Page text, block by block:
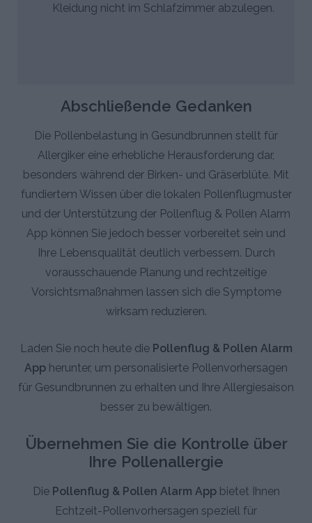
Kleidung nicht im Schlafzimmer abzulegen.
Abschließende Gedanken
Die Pollenbelastung in Gesundbrunnen stellt für
Allergiker eine erhebliche Herausforderung dar,
besonders während der Birken- und Gräserblüte. Mit
fundiertem Wissen über die lokalen Pollenflugmuster
und der Unterstützung der Pollenflug & Pollen Alarm
App können Sie jedoch besser vorbereitet sein und
Ihre Lebensqualität deutlich verbessern. Durch
vorausschauende Planung und rechtzeitige
Vorsichtsmaßnahmen lassen sich die Symptome
wirksam reduzieren.
Laden Sie noch heute die Pollenflug & Pollen Alarm
App herunter, um personalisierte Pollenvorhersagen
für Gesundbrunnen zu erhalten und Ihre Allergiesaison
besser zu bewältigen.
Übernehmen Sie die Kontrolle über
Ihre Pollenallergie
Die Pollenflug & Pollen Alarm Appbietet Ihnen
Echtzeit-Pollenvorhersagen speziell für